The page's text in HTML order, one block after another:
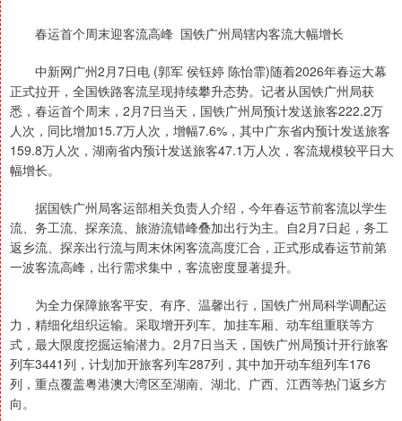
春运首个周末迎客流高峰 国铁广州局辖内客流大幅增长
中新网广州2月7日电 (郭军 侯钰婷 陈怡霏)随着2026年春运大幕
正式拉开，全国铁路客流呈现持续攀升态势。记者从国铁广州局获
悉，春运首个周末，2月7日当天，国铁广州局预计发送旅客222.2万
人次，同比增加15.7万人次，增幅7.6%，其中广东省内预计发送旅客
159.8万人次，湖南省内预计发送旅客47.1万人次，客流规模较平日大
幅增长。
据国铁广州局客运部相关负责人介绍，今年春运节前客流以学生
流、务工流、探亲流、旅游流错峰叠加出行为主。自2月7日起，务工
返乡流、探亲出行流与周末休闲客流高度汇合，正式形成春运节前第
一波客流高峰，出行需求集中，客流密度显著提升。
为全力保障旅客平安、有序、温馨出行，国铁广州局科学调配运
力，精细化组织运输。采取增开列车、加挂车厢、动车组重联等方
式，最大限度挖掘运输潜力。2月7日当天，国铁广州局预计开行旅客
列车3441列，计划加开旅客列车287列，其中加开动车组列车176
列，重点覆盖粤港澳大湾区至湖南、湖北、广西、江西等热门返乡方
向。